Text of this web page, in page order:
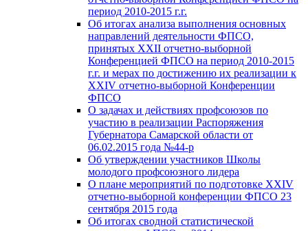
период 2010-2015 г.г.
Об итогах анализа выполнения основных
направлений деятельности ФПСО,
принятых XXII отчетно-выборной
Конференцией ФПСО на период 2010-2015
г.г. и мерах по достижению их реализации к
XXIV отчетно-выборной Конференции
ФПСО
О задачах и действиях профсоюзов по
участию в реализации Распоряжения
Губернатора Самарской области от
06.02.2015 года №44-р
Об утверждении участников Школы
молодого профсоюзного лидера
О плане мероприятий по подготовке XXIV
отчетно-выборной конференции ФПСО 23
сентября 2015 года
Об итогах сводной статистической